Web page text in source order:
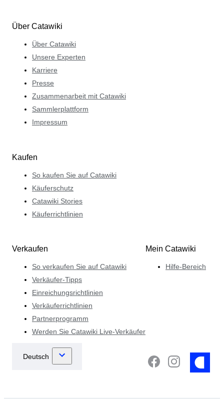
Über Catawiki
Über Catawiki
Unsere Experten
Karriere
Presse
Zusammenarbeit mit Catawiki
Sammlerplattform
Impressum
Kaufen
So kaufen Sie auf Catawiki
Käuferschutz
Catawiki Stories
Käuferrichtlinien
Verkaufen
So verkaufen Sie auf Catawiki
Verkäufer-Tipps
Einreichungsrichtlinien
Verkäuferrichtlinien
Partnerprogramm
Werden Sie Catawiki Live-Verkäufer
Mein Catawiki
Hilfe-Bereich